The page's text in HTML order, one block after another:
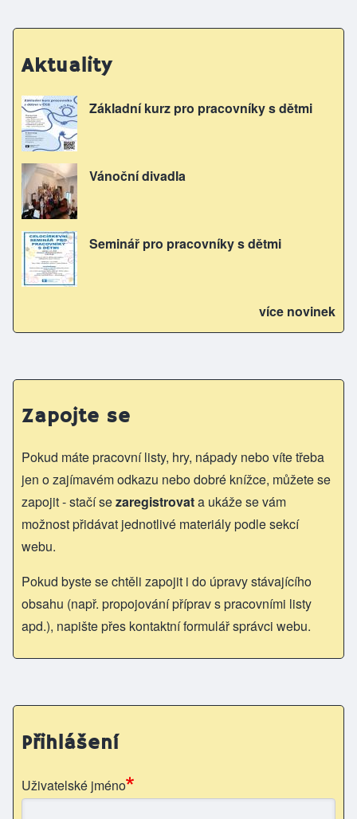
Aktuality
Základní kurz pro pracovníky s dětmi
Vánoční divadla
Seminář pro pracovníky s dětmi
více novinek
Zapojte se
Pokud máte pracovní listy, hry, nápady nebo víte třeba
jen o zajímavém odkazu nebo dobré knížce, můžete se
zapojit - stačí sezaregistrovata ukáže se vám
možnost přidávat jednotlivé materiály podle sekcí
webu.
Pokud byste se chtěli zapojit i do úpravy stávajícího
obsahu (např. propojování příprav s pracovními listy
apd.), napište přes kontaktní formulář správci webu.
Přihlášení
Uživatelské jméno